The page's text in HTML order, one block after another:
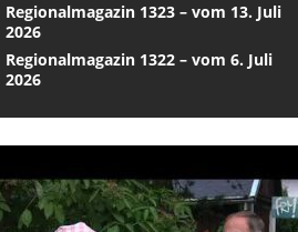
Regionalmagazin 1323 – vom 13. Juli
2026
Regionalmagazin 1322 – vom 6. Juli
2026